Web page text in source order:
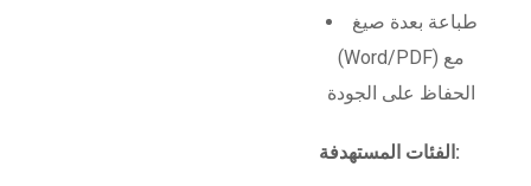
طباعة بعدة صيغ
(Word/PDF) مع
الحفاظ على الجودة
الفئات المستهدفة: